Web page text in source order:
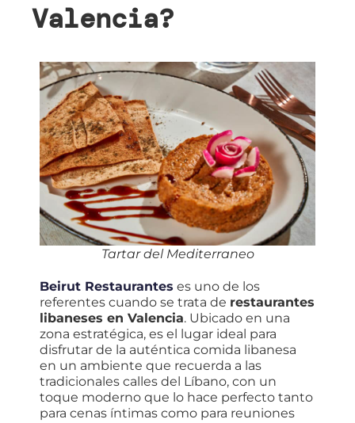
Valencia?
Tartar del Mediterraneo
Beirut Restaurantes es uno de los
referentes cuando se trata de restaurantes
libaneses en Valencia. Ubicado en una
zona estratégica, es el lugar ideal para
disfrutar de la auténtica comida libanesa
en un ambiente que recuerda a las
tradicionales calles del Líbano, con un
toque moderno que lo hace perfecto tanto
para cenas íntimas como para reuniones